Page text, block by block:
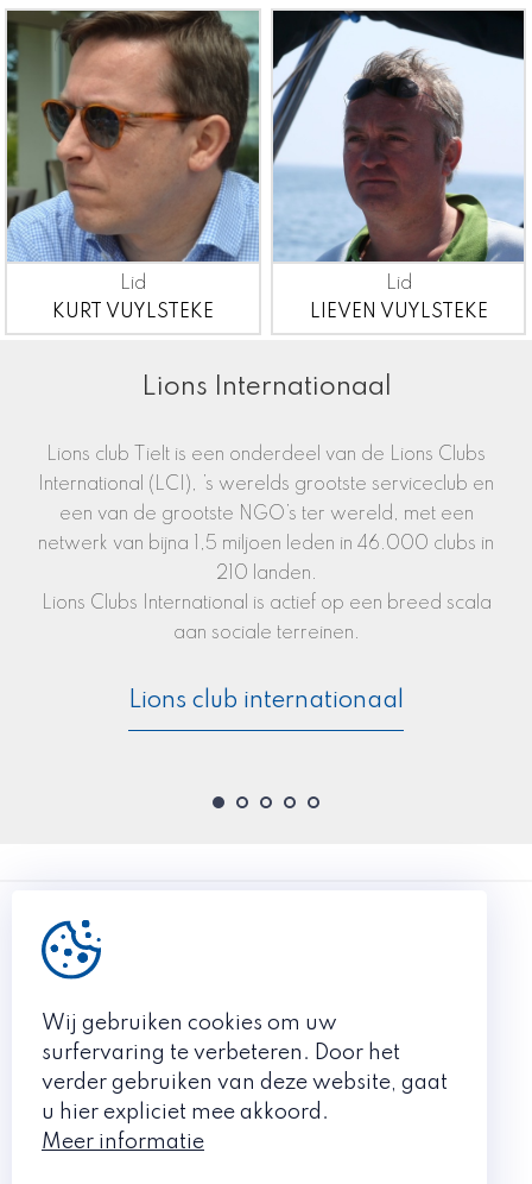
Lid
KURT VUYLSTEKE
Lid
LIEVEN VUYLSTEKE
Lions Internationaal
Lions club Tielt is een onderdeel van de Lions Clubs
International (LCI), ’s werelds grootste serviceclub en
een van de grootste NGO’s ter wereld, met een
netwerk van bijna 1,5 miljoen leden in 46.000 clubs in
210 landen.
Lions Clubs International is actief op een breed scala
aan sociale terreinen.
Lions club internationaal
Mivalti
Lions Tielt steunt sinds jaar en dagMIVALTIin Tielt.
Van bij het ontstaan van MIVALTI heeft Lions Tielt zich
hiervoor geëngageerd, met bijdragen afkomstig van
clubactiviteiten. Er worden bepaalde aankopen of
activiteiten gefinancierd bvb. aankoop minibusjes,
inrichting van een ergotherapie en vooral uitbreiding van
gebouwen. In 2006 en de volgende jaren heeft de club
uitbreiding van Mivalti. In 2012 heeft de club zich
transportmiddel voor de bewoners.
We serve
Onder het moto "we serve" helpen wij waar we kunnen
bekijk onze gesteunde werken
Wij zijn ook de peter club van de Leo's
bekijk de instagram pagina van de Leo's
Tielt
We ondersteunen ook heel wat
bekijk de vele activiteiten van onze club
LIONS CLUB TIELT 2026 ©
Made with
EEN INITIATIEF VAN
Wij gebruiken cookies om uw
surfervaring te verbeteren. Door het
verder gebruiken van deze website, gaat
u hier expliciet mee akkoord.
Meer informatie